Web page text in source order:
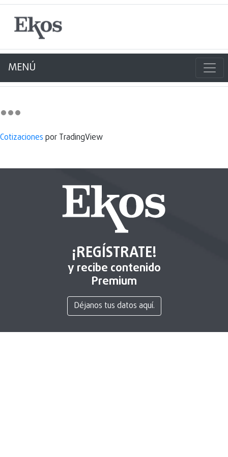
MENÚ
Cotizaciones por TradingView
¡REGÍSTRATE!
y recibe contenido
Premium
Déjanos tus datos aquí.